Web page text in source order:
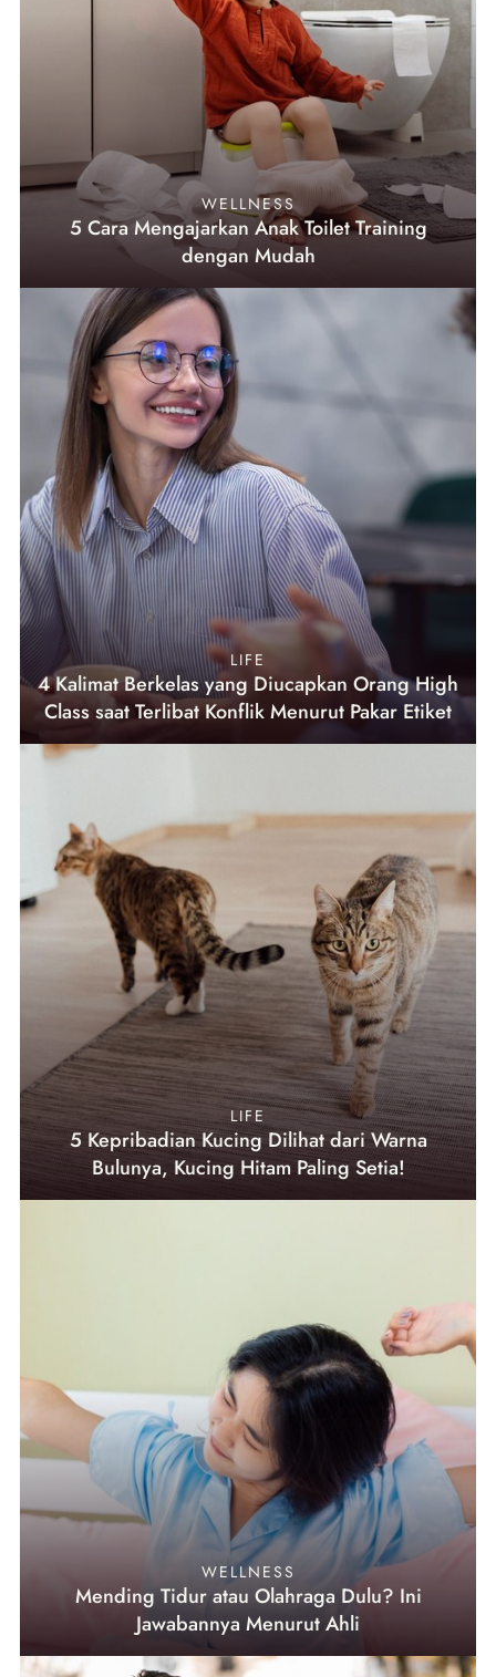
WELLNESS
5 Cara Mengajarkan Anak Toilet Training
dengan Mudah
LIFE
4 Kalimat Berkelas yang Diucapkan Orang High
Class saat Terlibat Konflik Menurut Pakar Etiket
LIFE
5 Kepribadian Kucing Dilihat dari Warna
Bulunya, Kucing Hitam Paling Setia!
WELLNESS
Mending Tidur atau Olahraga Dulu? Ini
Jawabannya Menurut Ahli